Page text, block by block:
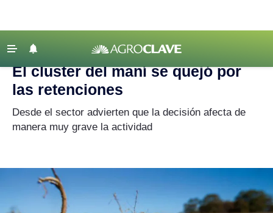
Agricultura
Lechería
Maquinaria agrícola
Agenda
Regionales
‹ VOLVER
Agroclave Actualidad | maní
El cluster del maní se quejó por
las retenciones
Desde el sector advierten que la decisión afecta de
manera muy grave la actividad